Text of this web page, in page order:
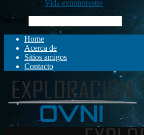
Vida extraterrestre
Buscar
Home
Acerca de
Sitios amigos
Contacto